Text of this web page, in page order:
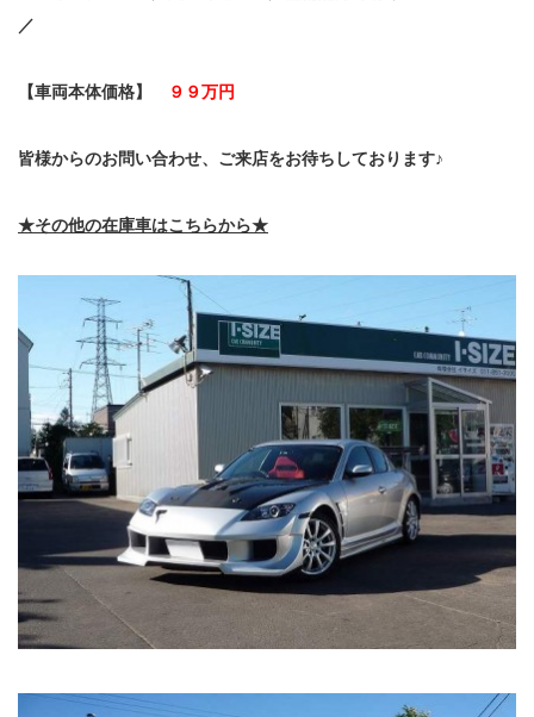
／
【車両本体価格】 ９９万円
皆様からのお問い合わせ、ご来店をお待ちしております♪
★その他の在庫車はこちらから★